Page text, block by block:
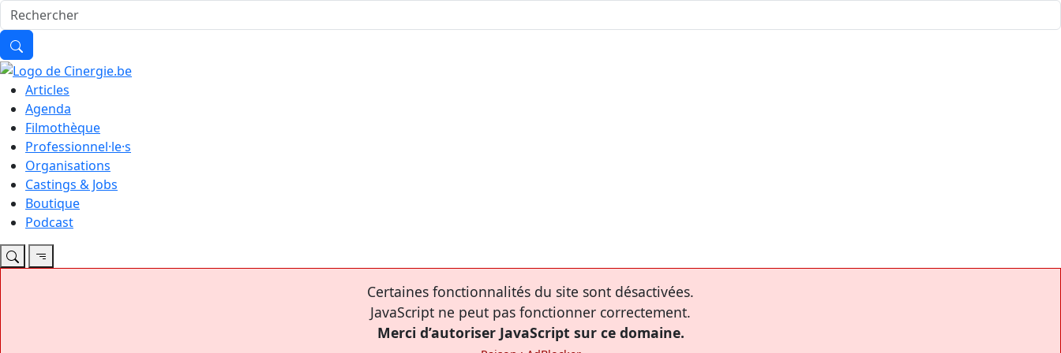
Articles
Agenda
Filmothèque
Professionnel·le·s
Organisations
Castings & Jobs
Boutique
Podcast
Certaines fonctionnalités du site sont désactivées.
JavaScript ne peut pas fonctionner correctement.
Merci d’autoriser JavaScript sur ce domaine.